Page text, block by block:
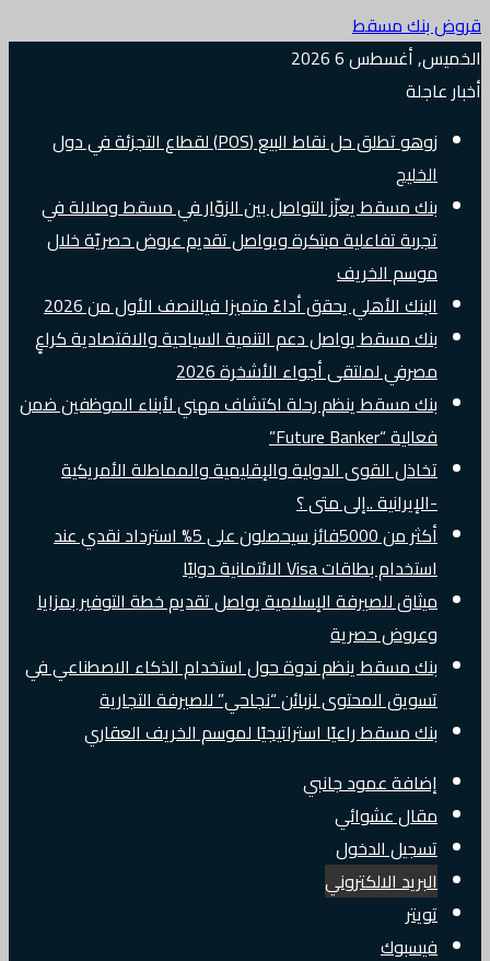
قروض بنك مسقط
الخميس, أغسطس 6 2026
أخبار عاجلة
زوهو تطلق حل نقاط البيع (POS) لقطاع التجزئة في دول
الخليج
بنك مسقط يعزّز التواصل بين الزوّار في مسقط وصلالة في
تجربة تفاعلية مبتكرة ويواصل تقديم عروض حصريّة خلال
موسم الخريف
البنك الأهلي يحقق أداءً متميزا فيالنصف الأول من 2026
بنك مسقط يواصل دعم التنمية السياحية والاقتصادية كراعٍ
مصرفي لملتقى أجواء الأشخرة 2026
بنك مسقط ينظم رحلة اكتشاف مهني لأبناء الموظفين ضمن
فعالية “Future Banker”
تخاذل القوى الدولية والإقليمية والمماطلة الأمريكية
-الإيرانية ..إلى متى ؟
أكثر من 5000فائز سيحصلون على 5% استرداد نقدي عند
استخدام بطاقات Visa الائتمانية دوليًا
ميثاق للصيرفة الإسلامية يواصل تقديم خطة التوفير بمزايا
وعروض حصرية
بنك مسقط ينظم ندوة حول استخدام الذكاء الاصطناعي في
تسويق المحتوى لزبائن “نجاحي” للصيرفة التجارية
بنك مسقط راعيًا استراتيجيًا لموسم الخريف العقاري
إضافة عمود جانبي
مقال عشوائي
تسجيل الدخول
البريد الالكتروني
تويتر
فيسبوك